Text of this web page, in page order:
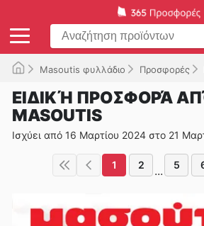
Masoutis φυλλάδιο Προσφορές
ΕΙΔΙΚΉ ΠΡΟΣΦΟΡΆ
MASOUTIS
Ισχύει από 16 Μαρτίου 2024 στο 21
1 2 ... 5